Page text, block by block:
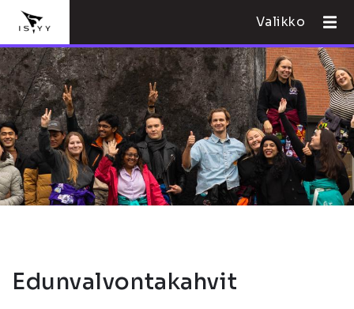
Valikko
Edunvalvontakahvit